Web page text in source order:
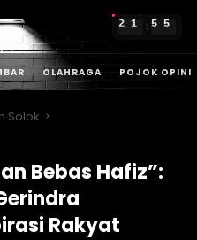
2 1 : 5 5
OLAHRAGA POJOK OPINI
Solok
Bebas Hafiz”:
Rakyat